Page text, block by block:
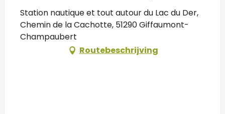
Station nautique et tout autour du Lac du Der,
Chemin de la Cachotte, 51290 Giffaumont-
Champaubert
Routebeschrijving